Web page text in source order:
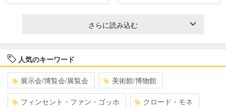
さらに読み込む
人気のキーワード
展示会/博覧会/展覧会 美術館/博物館
フィンセント・ファン・ゴッホ クロード・モネ